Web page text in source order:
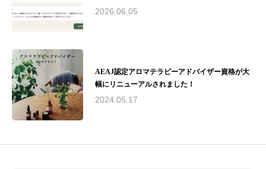
た！
2026.06.05
AEAJ認定アロマテラピーアドバイザー資格が大
幅にリニューアルされました！
2024.05.17